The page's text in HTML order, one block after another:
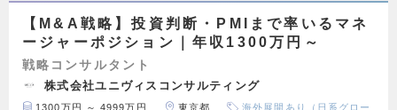
【M&A戦略】投資判断・PMIまで率いるマネ
ージャーポジション｜年収1300万円～
戦略コンサルタント
株式会社ユニヴィスコンサルティング
1300万円 ～ 4999万円 東京都
海外展開あり（日系グロー